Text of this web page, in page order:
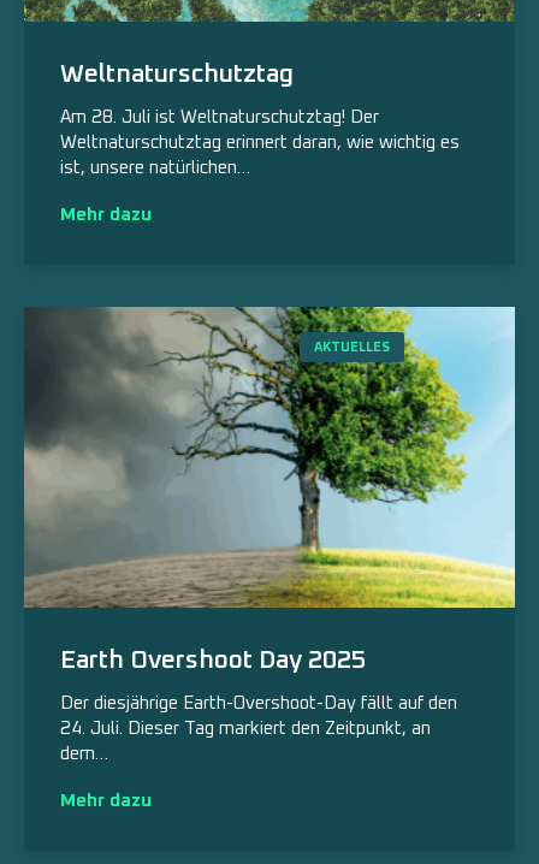
Weltnaturschutztag
Am 28. Juli ist Weltnaturschutztag! Der
Weltnaturschutztag erinnert daran, wie wichtig es
ist, unsere natürlichen…
Mehr dazu
AKTUELLES
Earth Overshoot Day 2025
Der diesjährige Earth-Overshoot-Day fällt auf den
24. Juli. Dieser Tag markiert den Zeitpunkt, an
dem…
Mehr dazu